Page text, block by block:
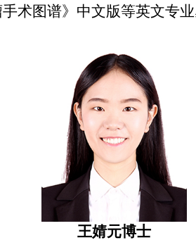
手术图谱》中文版等英文专
王婧元博士